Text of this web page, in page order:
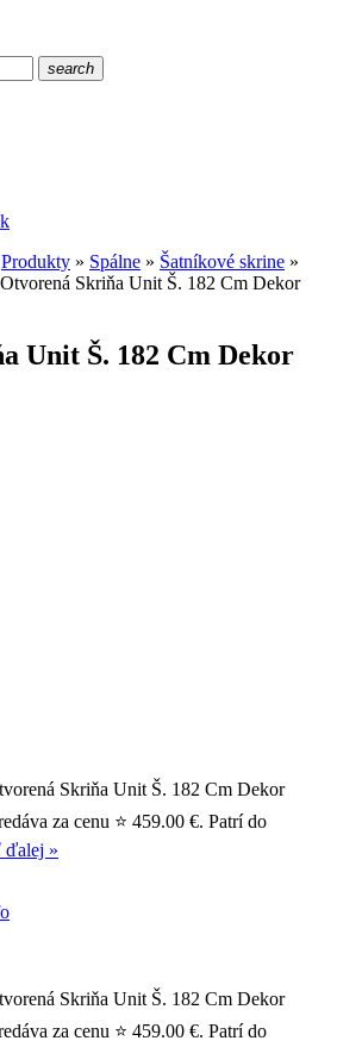
search
Produkty » Spálne » Šatníkové skrine »
Otvorená Skriňa Unit Š. 182 Cm Dekor
Unit Š. 182 Cm Dekor
Skriňa Unit Š. 182 Cm Dekor
za cenu ⭐ 459.00 €. Patrí do
ďalej »
Skriňa Unit Š. 182 Cm Dekor
za cenu ⭐ 459.00 €. Patrí do